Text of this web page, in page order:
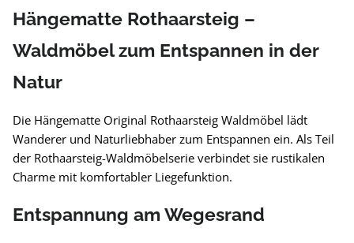
Hängematte Rothaarsteig –
Waldmöbel zum Entspannen in der
Natur
Die Hängematte Original Rothaarsteig Waldmöbel lädt
Wanderer und Naturliebhaber zum Entspannen ein. Als Teil
der Rothaarsteig-Waldmöbelserie verbindet sie rustikalen
Charme mit komfortabler Liegefunktion.
Entspannung am Wegesrand